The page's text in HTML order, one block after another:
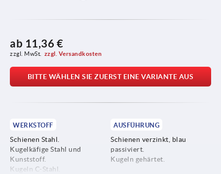
ab 11,36 €
zzgl. MwSt. zzgl. Versandkosten
BITTE WÄHLEN SIE ZUERST EINE VARIANTE AUS
WERKSTOFF
Schienen Stahl.
Kugelkäfige Stahl und
Kunststoff.
Kugeln C-Stahl.
AUSFÜHRUNG
Schienen verzinkt, blau
passiviert.
Kugeln gehärtet.